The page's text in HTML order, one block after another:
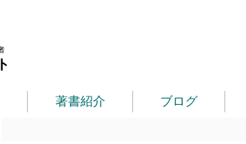
著書紹介 ブログ